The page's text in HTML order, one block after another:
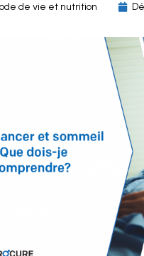
de vie et nutrition